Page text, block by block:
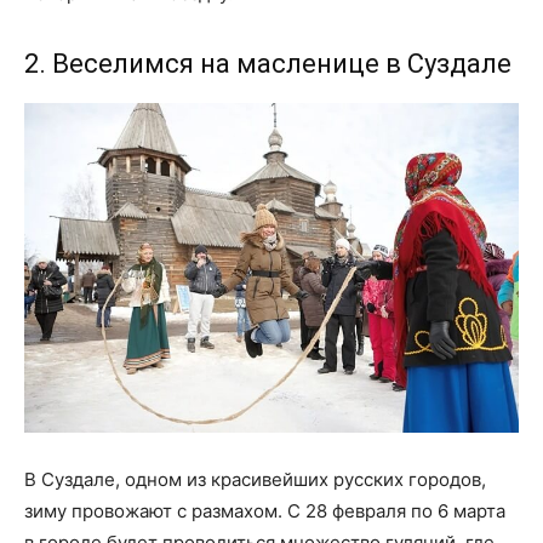
2. Веселимся на масленице в Суздале
В Суздале, одном из красивейших русских городов,
зиму провожают с размахом. С 28 февраля по 6 марта